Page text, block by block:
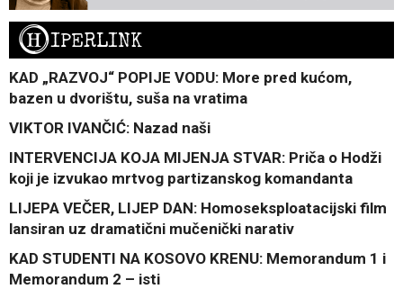
HIPERLINK
KAD „RAZVOJ“ POPIJE VODU: More pred kućom,
bazen u dvorištu, suša na vratima
VIKTOR IVANČIĆ: Nazad naši
INTERVENCIJA KOJA MIJENJA STVAR: Priča o Hodži
koji je izvukao mrtvog partizanskog komandanta
LIJEPA VEČER, LIJEP DAN: Homoseksploatacijski film
lansiran uz dramatični mučenički narativ
KAD STUDENTI NA KOSOVO KRENU: Memorandum 1 i
Memorandum 2 – isti